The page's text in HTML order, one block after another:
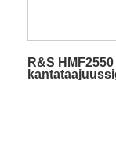
R&S HMF2550